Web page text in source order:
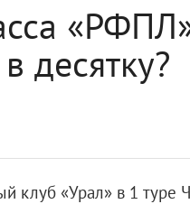
десятку?
клуб «Урал» в 1 туре